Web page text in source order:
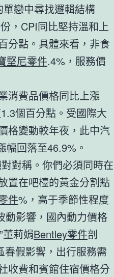
戀中尋找邏輯結構
，CPI同比堅持溫和上
分點。具體來看，非食
堅尼零件.4%，服務價
消費品價格同比上漲
個百分點。受國際大
格變動較年夜，此中汽
回落至46.9%。
對稱。你們必須同時在
置在吧檯的黃金分割點
件%，高于季節性程度
動影響，國內動力價格
莉娟Bentley零件剖
春假影響，出行服務需
收費和賓館住宿價格分